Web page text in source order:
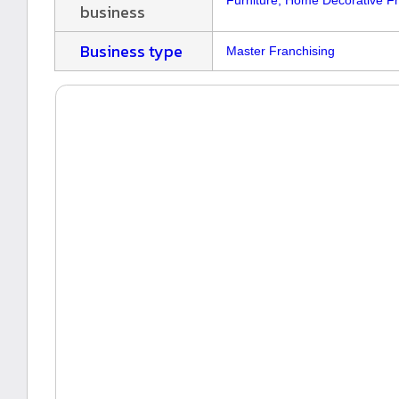
business
Business type Master Franchising